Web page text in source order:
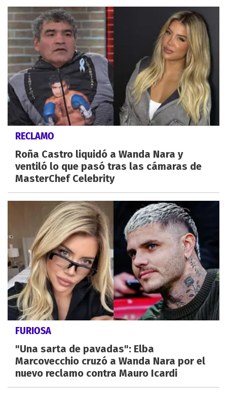
RECLAMO
Roña Castro liquidó a Wanda Nara y
ventiló lo que pasó tras las cámaras de
MasterChef Celebrity
FURIOSA
"Una sarta de pavadas": Elba
Marcovecchio cruzó a Wanda Nara por el
nuevo reclamo contra Mauro Icardi